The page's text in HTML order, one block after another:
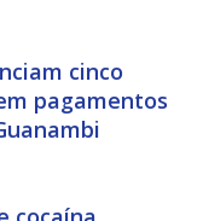
cinco
pagamentos